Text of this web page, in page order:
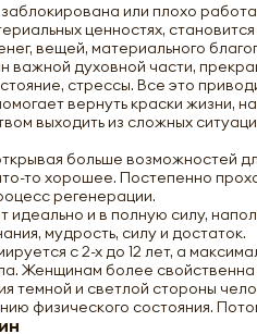
или плохо
ценностях,
вещей, материального
духовной части,
стрессы. Все это
вернуть краски жизни,
выходить из сложных
больше возможностей
то хорошее. Постепенно
регенерации.
и в полную силу,
мудрость, силу и достаток.
с 2-х до 12 лет, а
Женщинам более
темной и светлой стороны
физического состояния.